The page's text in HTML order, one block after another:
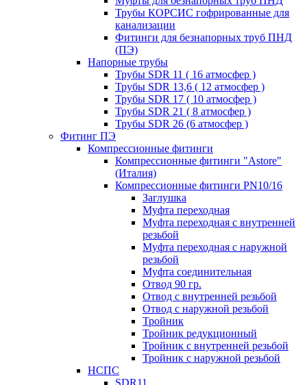
Трубы КОРСИС гофрированные для
канализации
Фитинги для безнапорных труб ПНД
(ПЭ)
Напорные трубы
Трубы SDR 11 ( 16 атмосфер )
Трубы SDR 13,6 ( 12 атмосфер )
Трубы SDR 17 ( 10 атмосфер )
Трубы SDR 21 ( 8 атмосфер )
Трубы SDR 26 (6 атмосфер )
Фитинг ПЭ
Компрессионные фитинги
Компрессионные фитинги "Astore"
(Италия)
Компрессионные фитинги PN10/16
Заглушка
Муфта переходная
Муфта переходная с внутренней
резьбой
Муфта переходная с наружной
резьбой
Муфта соединительная
Отвод 90 гр.
Отвод с внутренней резьбой
Отвод с наружной резьбой
Тройник
Тройник редукционный
Тройник с внутренней резьбой
Тройник с наружной резьбой
НСПС
SDR11